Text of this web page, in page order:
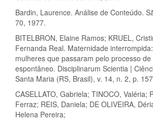
Bardin, Laurence. Análise de Conteúdo.
70, 1977.
BITELBRON, Elaine Ramos; KRUEL,
Fernanda Real. Maternidade
mulheres que passaram pelo processo de
espontâneo. Disciplinarum Scientia |
Santa Maria (RS, Brasil), v. 14, n. 2, p.
CASELLATO, Gabriela; TINOCO, Valéria;
Ferraz; REIS, Daniela; DE OLIVEIRA,
Helena Pereira;